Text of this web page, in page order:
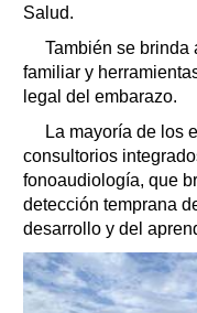
Salud.
También se brinda
familiar y
legal del embarazo.
La mayoría de los
consultorios
fonoaudiología, que
detección temprana
desarrollo y del